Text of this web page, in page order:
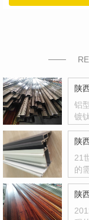
陕
铝
镀
陕
21
的
陕